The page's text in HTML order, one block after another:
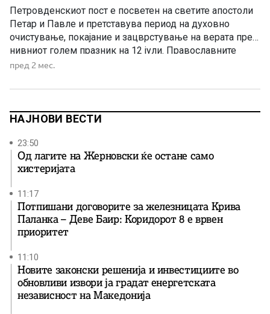
Петровденскиот пост е посветен на светите апостоли
Петар и Павле и претставува период на духовно
очистување, покајание и зацврстување на верата пред
нивниот голем празник на 12 јули. Православните
христијани денес го започнуваат Петровденскиот пост,
на светите првоврховни апостоли Петар и Павле –
пред 2 мес.
НАЈНОВИ ВЕСТИ
23:50
Од лагите на Жерновски ќе остане само
хистеријата
11:17
Потпишани договорите за железницата Крива
Паланка – Деве Баир: Коридорот 8 е врвен
приоритет
11:10
Новите законски решенија и инвестициите во
обновливи извори ја градат енергетската
независност на Македонија